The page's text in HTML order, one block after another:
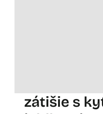
zátišie s